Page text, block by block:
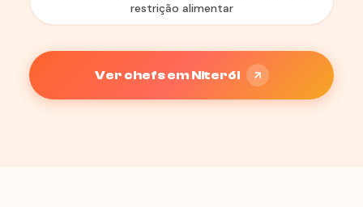
restrição alimentar
Ver chefs em Niterói